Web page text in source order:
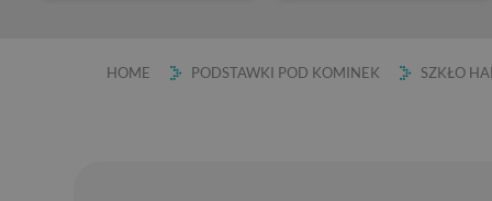
HOME PODSTAWKI POD KOMINEK SZKŁO